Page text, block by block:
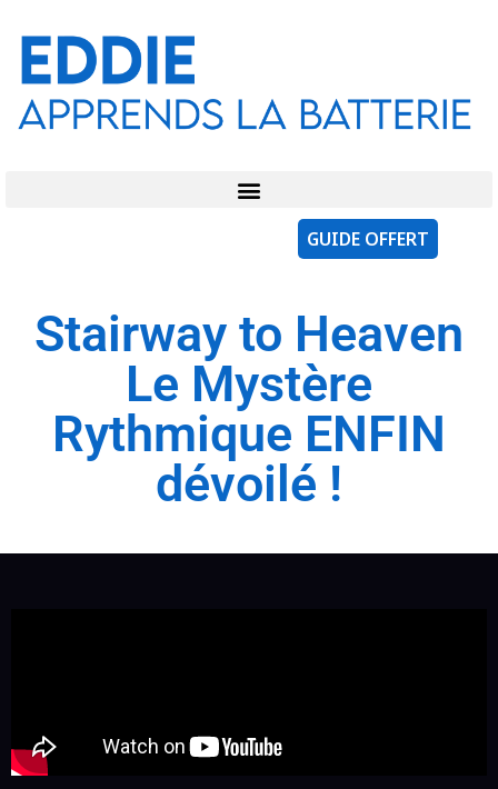
GUIDE OFFERT
Stairway to Heaven
Le Mystère
Rythmique ENFIN
dévoilé !